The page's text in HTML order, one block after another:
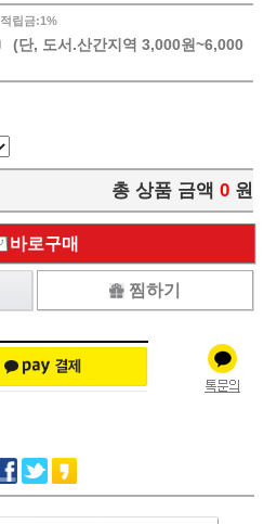
적립금:1%
(단, 도서.산간지역 3,000원~6,000
총 상품 금액 0 원
바로구매
찜하기